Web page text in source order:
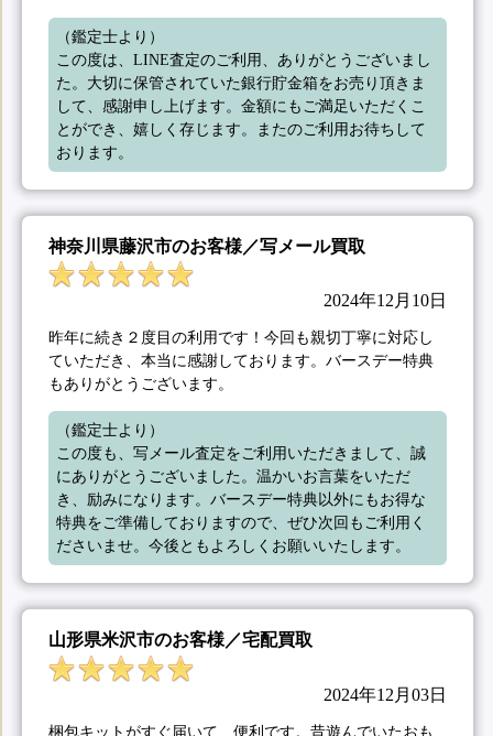
（鑑定士より）
この度は、LINE査定のご利用、ありがとうございまし
た。大切に保管されていた銀行貯金箱をお売り頂きま
して、感謝申し上げます。金額にもご満足いただくこ
とができ、嬉しく存じます。またのご利用お待ちして
おります。
神奈川県藤沢市のお客様／写メール買取
2024年12月10日
昨年に続き２度目の利用です！今回も親切丁寧に対応し
ていただき、本当に感謝しております。バースデー特典
もありがとうございます。
（鑑定士より）
この度も、写メール査定をご利用いただきまして、誠
にありがとうございました。温かいお言葉をいただ
き、励みになります。バースデー特典以外にもお得な
特典をご準備しておりますので、ぜひ次回もご利用く
ださいませ。今後ともよろしくお願いいたします。
山形県米沢市のお客様／宅配買取
2024年12月03日
梱包キットがすぐ届いて、便利です。昔遊んでいたおも